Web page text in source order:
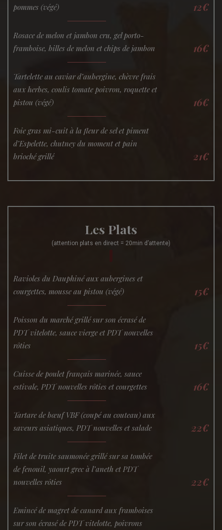
pommes (végé)
12€
Rosace de melon et jambon cru, gel porto-
framboise, billes de melon et chips de jambon
16€
Tartelette au caviar d’aubergine, chèvre frais
aux herbes, coulis tomate poivron, roquette et
pistou (végé)
16€
Foie gras mi-cuit à la fleur de sel et piment
d’Espelette, chutney du moment et pain
brioché grillé
21€
Les Plats
(attention plats en direct = 20min d’attente)
Ravioles du Dauphiné aux aubergines et
courgettes, mousse au pistou (végé)
15€
Poisson du marché grillé sur son écrasé de
PDT vitelotte, sauce vierge et PDT nouvelles
rôties
15€
Cuisse de poulet français marinée, sauce
estivale, PDT nouvelles rôties et courgettes
16€
Tartare de bœuf VBF (coupé au couteau) aux
saveurs asiatiques, PDT nouvelles et salade
22€
Filet de truite saumonée grillé sur sa tombée
de fenouil, yaourt grec à l’aneth et PDT
nouvelles rôties
22€
Emincé de magret de canard aux framboises
sur son écrasé de PDT vitelotte, poivrons